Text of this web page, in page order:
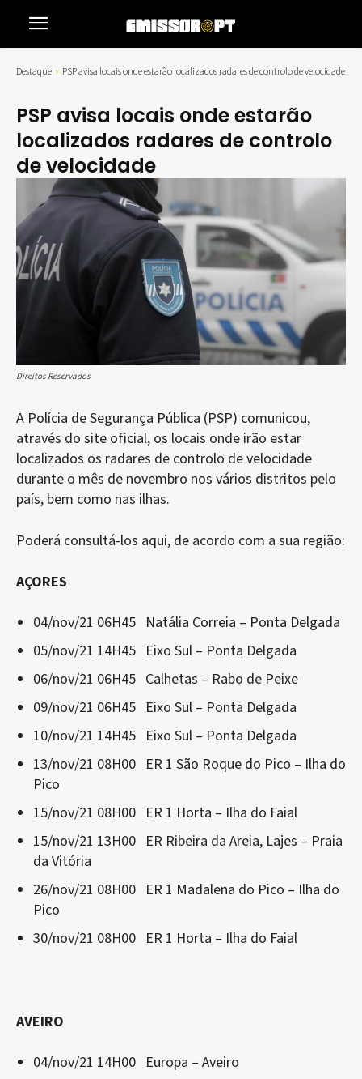
Destaque PSP avisa locais onde estarão localizados radares de controlo de velocidade
PSP avisa locais onde estarão
localizados radares de controlo
de velocidade
Direitos Reservados
A Polícia de Segurança Pública (PSP) comunicou,
através do site oficial, os locais onde irão estar
localizados os radares de controlo de velocidade
durante o mês de novembro nos vários distritos pelo
país, bem como nas ilhas.
Poderá consultá-los aqui, de acordo com a sua região:
AÇORES
04/nov/21 06H45 Natália Correia – Ponta Delgada
05/nov/21 14H45 Eixo Sul – Ponta Delgada
06/nov/21 06H45 Calhetas – Rabo de Peixe
09/nov/21 06H45 Eixo Sul – Ponta Delgada
10/nov/21 14H45 Eixo Sul – Ponta Delgada
13/nov/21 08H00 ER 1 São Roque do Pico – Ilha do
Pico
15/nov/21 08H00 ER 1 Horta – Ilha do Faial
15/nov/21 13H00 ER Ribeira da Areia, Lajes – Praia
da Vitória
26/nov/21 08H00 ER 1 Madalena do Pico – Ilha do
Pico
30/nov/21 08H00 ER 1 Horta – Ilha do Faial
AVEIRO
04/nov/21 14H00 Europa – Aveiro